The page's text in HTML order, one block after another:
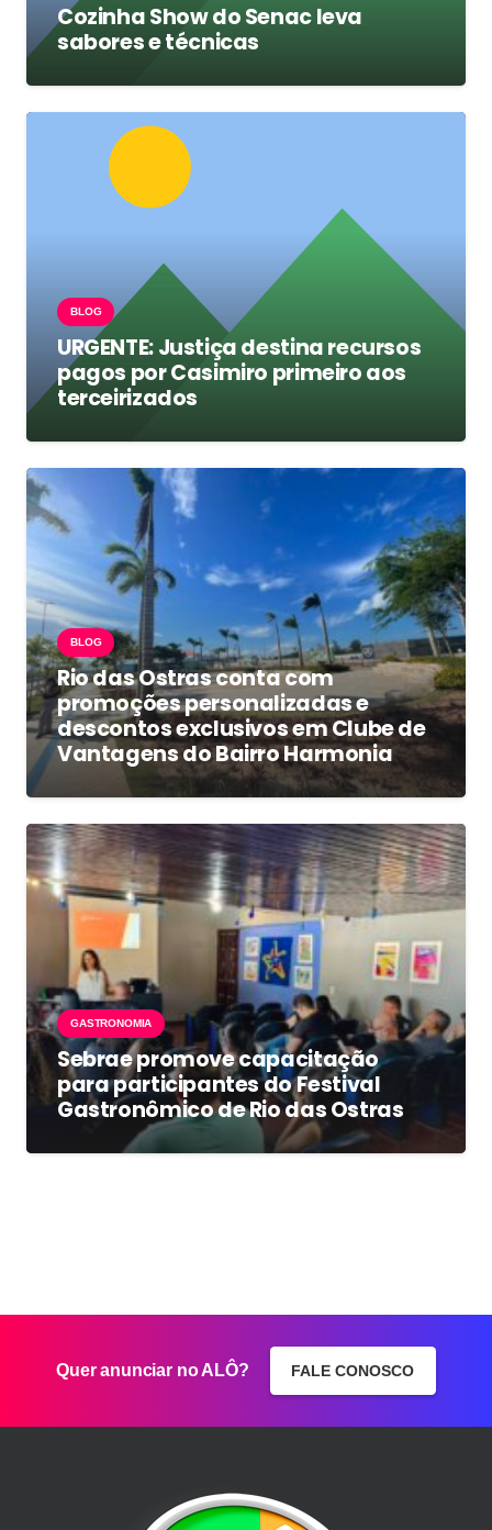
Cozinha Show do Senac leva
sabores e técnicas
BLOG
URGENTE: Justiça destina recursos
pagos por Casimiro primeiro aos
terceirizados
BLOG
Rio das Ostras conta com
promoções personalizadas e
descontos exclusivos em Clube de
Vantagens do Bairro Harmonia
GASTRONOMIA
Sebrae promove capacitação
para participantes do Festival
Gastronômico de Rio das Ostras
Quer anunciar no ALÔ? FALE CONOSCO